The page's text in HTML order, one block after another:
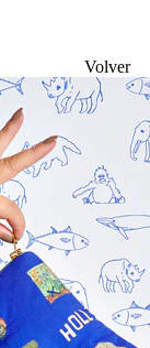
Volver